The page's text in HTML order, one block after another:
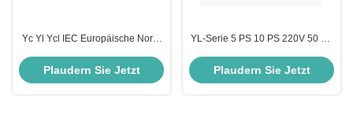
Yc Yl Ycl IEC Europäische Norm
Wechselstrom-
Asynchronelektromotor
Plaudern Sie Jetzt
YL-Serie 5 PS 10 PS 220V 50 Hz
Wechselstrom-Induktionsmotor
Einphasenmotoren
Plaudern Sie Jetzt